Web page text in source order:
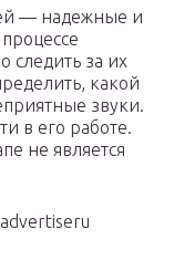
— надежные и
следить за их
какой
звуки.
в его работе.
не является